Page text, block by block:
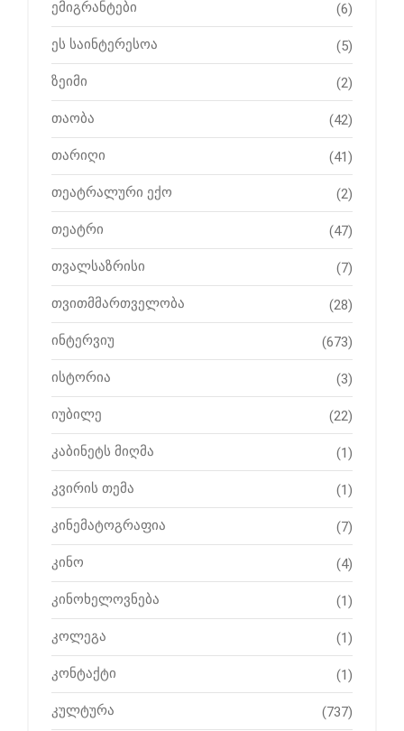
ემიგრანტები (6)
ეს საინტერესოა (5)
ზეიმი (2)
თაობა (42)
თარიღი (41)
თეატრალური ექო (2)
თეატრი (47)
თვალსაზრისი (7)
თვითმმართველობა (28)
ინტერვიუ (673)
ისტორია (3)
იუბილე (22)
კაბინეტს მიღმა (1)
კვირის თემა (1)
კინემატოგრაფია (7)
კინო (4)
კინოხელოვნება (1)
კოლეგა (1)
კონტაქტი (1)
კულტურა (737)